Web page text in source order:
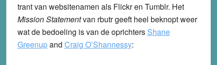
trant van websitenamen als Flickr en Tumblr. Het
Mission Statementvan rbutr geeft heel beknopt weer
wat de bedoeling is van de oprichters Shane
Greenupand Craig O’Shannessy: